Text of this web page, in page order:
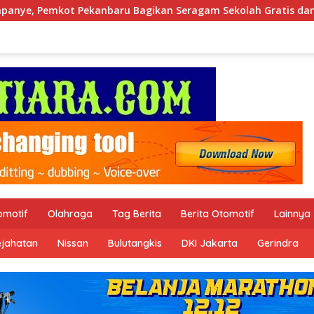
Seragam Sekolah Gratis dan Jalankan Program Prioritas
Olahraga Tag Berita Berita Otomotif Lainnya
Nissan Bulutangkis DKI Jakarta Gerindra